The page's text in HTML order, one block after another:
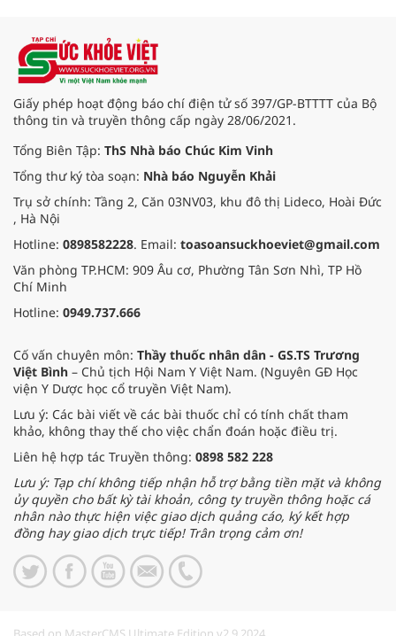
Giấy phép hoạt động báo chí điện tử số 397/GP-BTTTT của Bộ
thông tin và truyền thông cấp ngày 28/06/2021.
Tổng Biên Tập: ThS Nhà báo Chúc Kim Vinh
Tổng thư ký tòa soạn: Nhà báo Nguyễn Khải
Trụ sở chính: Tầng 2, Căn 03NV03, khu đô thị Lideco, Hoài Đức
, Hà Nội
Hotline: 0898582228. Email: toasoansuckhoeviet@gmail.com
Văn phòng TP.HCM: 909 Âu cơ, Phường Tân Sơn Nhì, TP Hồ
Chí Minh
Hotline: 0949.737.666
Cố vấn chuyên môn: Thầy thuốc nhân dân - GS.TS Trương
Việt Bình – Chủ tịch Hội Nam Y Việt Nam. (Nguyên GĐ Học
viện Y Dược học cổ truyền Việt Nam).
Lưu ý: Các bài viết về các bài thuốc chỉ có tính chất tham
khảo, không thay thế cho việc chẩn đoán hoặc điều trị.
Liên hệ hợp tác Truyền thông: 0898 582 228
Lưu ý: Tạp chí không tiếp nhận hỗ trợ bằng tiền mặt và không
ủy quyền cho bất kỳ tài khoản, công ty truyền thông hoặc cá
nhân nào thực hiện việc giao dịch quảng cáo, ký kết hợp
đồng hay giao dịch trực tiếp! Trân trọng cảm ơn!